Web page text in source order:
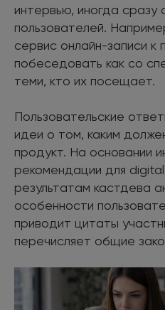
интервью, иногда сразу
пользователей.
сервис онлайн-записи к
побеседовать как со
теми, кто их посещает.
Пользовательские
идеи о том, каким
продукт. На основании
рекомендации для
результатам кастдева
особенности
приводит цитаты
перечисляет общие